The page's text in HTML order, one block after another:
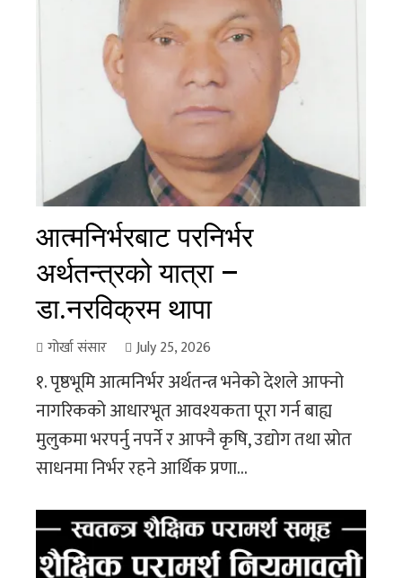
आत्मनिर्भरबाट परनिर्भर
अर्थतन्त्रको यात्रा –
डा.नरविक्रम थापा
गोर्खा संसार July 25, 2026
१. पृष्ठभूमि आत्मनिर्भर अर्थतन्त्र भनेको देशले आफ्नो
नागरिकको आधारभूत आवश्यकता पूरा गर्न बाह्य
मुलुकमा भरपर्नु नपर्ने र आफ्नै कृषि, उद्योग तथा स्रोत
साधनमा निर्भर रहने आर्थिक प्रणा...